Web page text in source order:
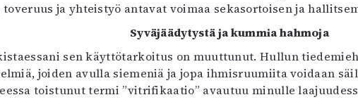
ja yhteistyö antavat voimaa sekasortoisen ja
Syväjäädytystä ja kummia hahmoja
sen käyttötarkoitus on muuttunut. Hullun
joiden avulla siemeniä ja jopa ihmisruumiita voidaan
toistunut termi ”vitrifikaatio” avautuu minulle